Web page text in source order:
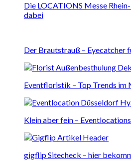
Die LOCATIONS Messe
dabei
Der Brautstrauß – Eyecatcher
Eventfloristik – Top Trends im
Klein aber fein –
gigflip Sitecheck – hier